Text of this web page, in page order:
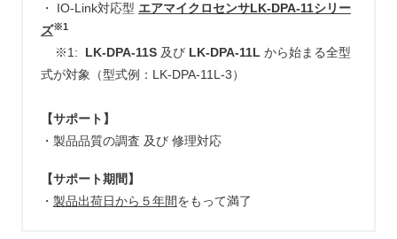
・ IO-Link対応型 エアマイクロセンサLK-DPA-11シリー
ズ※1
※1: LK-DPA-11S 及び LK-DPA-11L から始まる全型
式が対象（型式例： LK-DPA-11L-3）
【サポート】
・製品品質の調査 及び 修理対応
【サポート期間】
・ 製品出荷日から５年間をもって満了